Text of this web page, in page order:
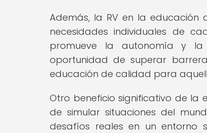
Además, la RV en la
necesidades individuales de
promueve la autonomía y la
oportunidad de superar
educación de calidad para
Otro beneficio significativo de
de simular situaciones del
desafíos reales en un entorno